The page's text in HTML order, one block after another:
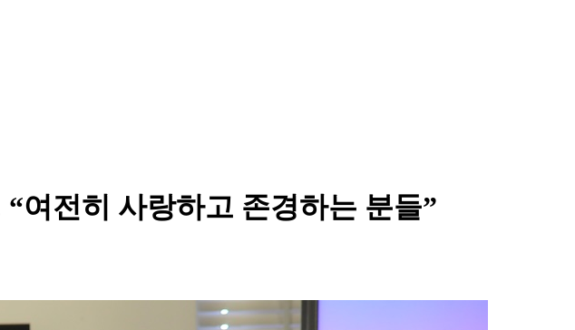
여전히 사랑하고 존경하는 분들”